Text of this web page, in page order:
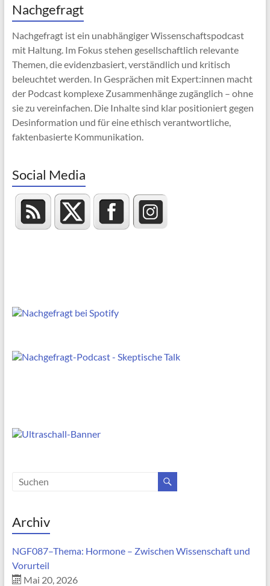
Nachgefragt
Nachgefragt ist ein unabhängiger Wissenschaftspodcast
mit Haltung. Im Fokus stehen gesellschaftlich relevante
Themen, die evidenzbasiert, verständlich und kritisch
beleuchtet werden. In Gesprächen mit Expert:innen macht
der Podcast komplexe Zusammenhänge zugänglich – ohne
sie zu vereinfachen. Die Inhalte sind klar positioniert gegen
Desinformation und für eine ethisch verantwortliche,
faktenbasierte Kommunikation.
Social Media
Archiv
NGF087–Thema: Hormone – Zwischen Wissenschaft und
Vorurteil
Mai 20, 2026